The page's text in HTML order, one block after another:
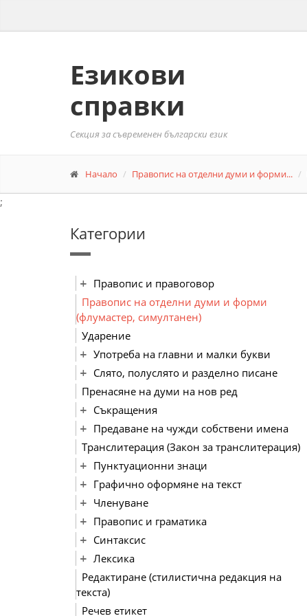
Езикови
справки
Секция за съвременен български език
Начало Правопис на отделни думи и форми...
;
Категории
Правопис и правоговор
Правопис на отделни думи и форми
(флумастер, симултанен)
Ударение
Употреба на главни и малки букви
Слято, полуслято и разделно писане
Пренасяне на думи на нов ред
Съкращения
Предаване на чужди собствени имена
Транслитерация (Закон за транслитерация)
Пунктуационни знаци
Графично оформяне на текст
Членуване
Правопис и граматика
Синтаксис
Лексика
Редактиране (стилистична редакция на
текста)
Речев етикет